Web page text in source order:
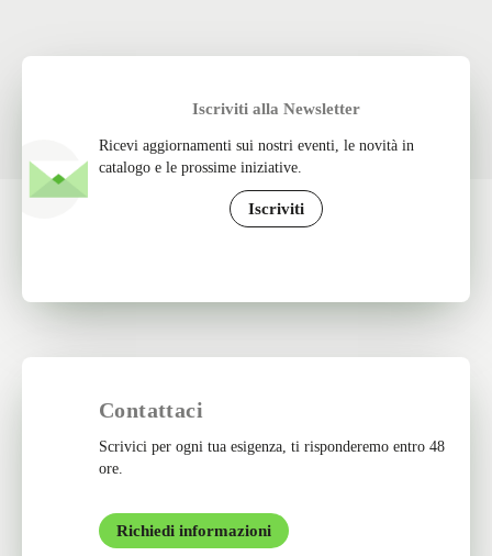
Iscriviti alla Newsletter
Ricevi aggiornamenti sui nostri eventi, le novità in
catalogo e le prossime iniziative.
Iscriviti
Contattaci
Scrivici per ogni tua esigenza, ti risponderemo entro 48
ore.
Richiedi informazioni